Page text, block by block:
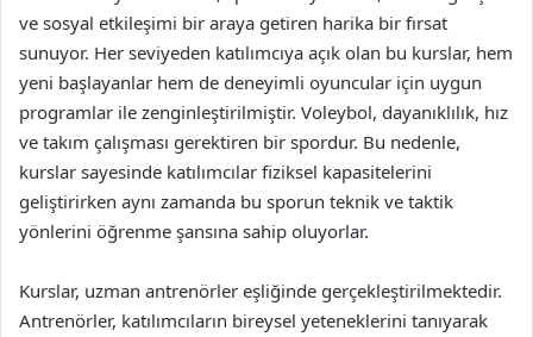
ve sosyal etkileşimi bir araya getiren harika bir fırsat
sunuyor. Her seviyeden katılımcıya açık olan bu kurslar, hem
yeni başlayanlar hem de deneyimli oyuncular için uygun
programlar ile zenginleştirilmiştir. Voleybol, dayanıklılık, hız
ve takım çalışması gerektiren bir spordur. Bu nedenle,
kurslar sayesinde katılımcılar fiziksel kapasitelerini
geliştirirken aynı zamanda bu sporun teknik ve taktik
yönlerini öğrenme şansına sahip oluyorlar.
Kurslar, uzman antrenörler eşliğinde gerçekleştirilmektedir.
Antrenörler, katılımcıların bireysel yeteneklerini tanıyarak